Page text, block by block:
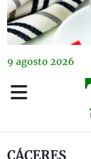
9 agosto 2026